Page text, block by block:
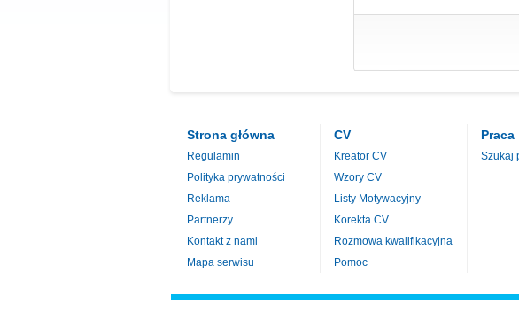
Strona główna
Regulamin
Polityka prywatności
Reklama
Partnerzy
Kontakt z nami
Mapa serwisu
CV
Kreator CV
Wzory CV
Listy Motywacyjny
Korekta CV
Rozmowa kwalifikacyjna
Pomoc
Praca
Szukaj